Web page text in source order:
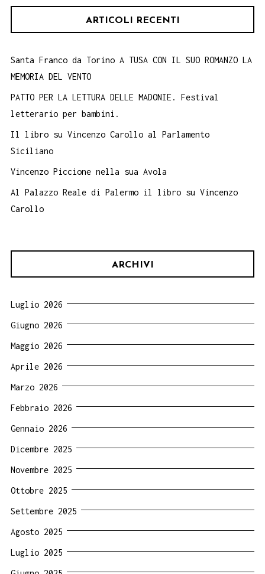
ARTICOLI RECENTI
Santa Franco da Torino A TUSA CON IL SUO ROMANZO LA
MEMORIA DEL VENTO
PATTO PER LA LETTURA DELLE MADONIE. Festival
letterario per bambini.
Il libro su Vincenzo Carollo al Parlamento
Siciliano
Vincenzo Piccione nella sua Avola
Al Palazzo Reale di Palermo il libro su Vincenzo
Carollo
ARCHIVI
Luglio 2026
Giugno 2026
Maggio 2026
Aprile 2026
Marzo 2026
Febbraio 2026
Gennaio 2026
Dicembre 2025
Novembre 2025
Ottobre 2025
Settembre 2025
Agosto 2025
Luglio 2025